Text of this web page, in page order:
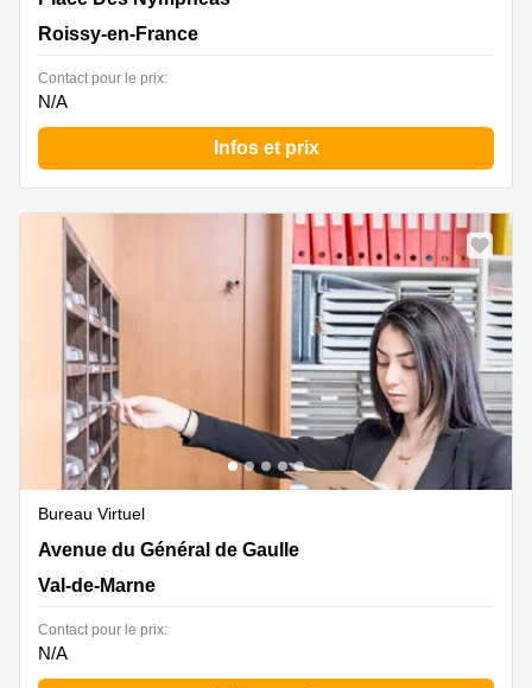
Roissy-en-France
Contact pour le prix:
N/A
Infos et prix
Bureau Virtuel
70 avenue du Général De Gaulle, Val-de-Marne
Avenue du Général de Gaulle
Val-de-Marne
Contact pour le prix:
N/A